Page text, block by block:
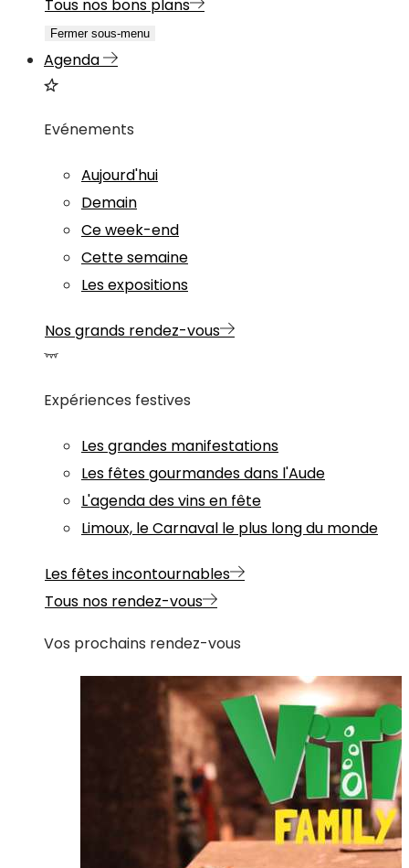
Tous nos bons plans
Fermer sous-menu
Agenda
Evénements
Aujourd'hui
Demain
Ce week-end
Cette semaine
Les expositions
Nos grands rendez-vous
Expériences festives
Les grandes manifestations
Les fêtes gourmandes dans l'Aude
L'agenda des vins en fête
Limoux, le Carnaval le plus long du monde
Les fêtes incontournables
Tous nos rendez-vous
Vos prochains rendez-vous